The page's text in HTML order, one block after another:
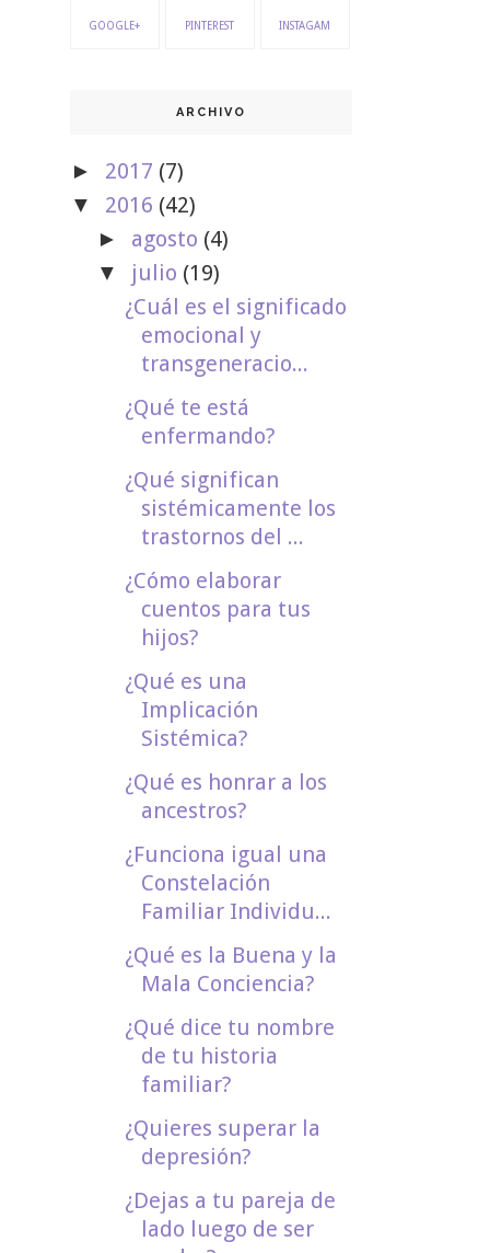
GOOGLE+ PINTEREST INSTAGAM
ARCHIVO
► 2017 (7)
▼ 2016 (42)
► agosto (4)
▼ julio (19)
¿Cuál es el significado
emocional y
transgeneracio...
¿Qué te está
enfermando?
¿Qué significan
sistémicamente los
trastornos del ...
¿Cómo elaborar
cuentos para tus
hijos?
¿Qué es una
Implicación
Sistémica?
¿Qué es honrar a los
ancestros?
¿Funciona igual una
Constelación
Familiar Individu...
¿Qué es la Buena y la
Mala Conciencia?
¿Qué dice tu nombre
de tu historia
familiar?
¿Quieres superar la
depresión?
¿Dejas a tu pareja de
lado luego de ser